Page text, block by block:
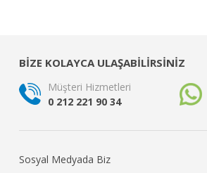
BİZE KOLAYCA ULAŞABİLİRSİNİZ
Müşteri Hizmetleri
0 212 221 90 34
Sosyal Medyada Biz